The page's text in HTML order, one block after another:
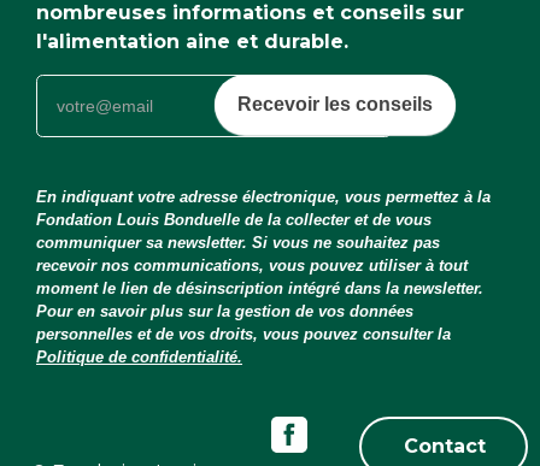
nombreuses informations et conseils sur
l'alimentation aine et durable.
Recevoir les conseils
En indiquant votre adresse électronique, vous permettez à la
Fondation Louis Bonduelle de la collecter et de vous
communiquer sa newsletter. Si vous ne souhaitez pas
recevoir nos communications, vous pouvez utiliser à tout
moment le lien de désinscription intégré dans la newsletter.
Pour en savoir plus sur la gestion de vos données
personnelles et de vos droits, vous pouvez consulter la
Politique de confidentialité.
Contact